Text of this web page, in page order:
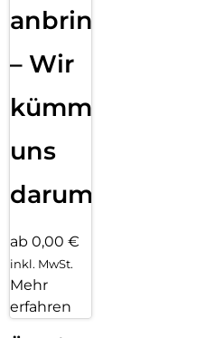
anbringen
– Wir
kümmern
uns
darum!
ab 0,00 €
inkl. MwSt.
Mehr
erfahren